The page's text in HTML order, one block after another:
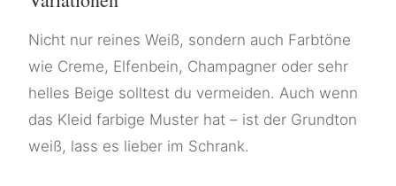
Nicht nur reines Weiß, sondern auch Farbtöne
wie Creme, Elfenbein, Champagner oder sehr
helles Beige solltest du vermeiden. Auch wenn
das Kleid farbige Muster hat – ist der Grundton
weiß, lass es lieber im Schrank.